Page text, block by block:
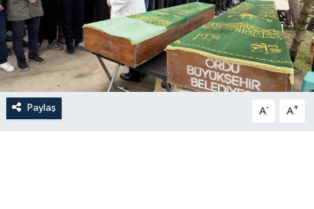
Paylaş A- A+